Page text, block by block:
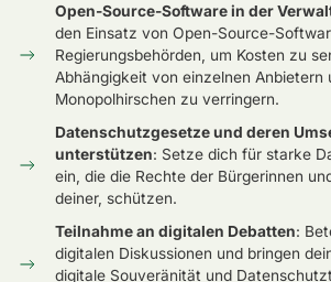
Open-Source-Software in der
den Einsatz von Open-Source-
Regierungsbehörden, um Kosten zu
Abhängigkeit von einzelnen Anbietern
Monopolhirschen zu verringern.
Datenschutzgesetze und deren
unterstützen: Setze dich für starke
ein, die die Rechte der Bürgerinnen
deiner, schützen.
Teilnahme an digitalen Debatten:
digitalen Diskussionen und bringen
digitale Souveränität und